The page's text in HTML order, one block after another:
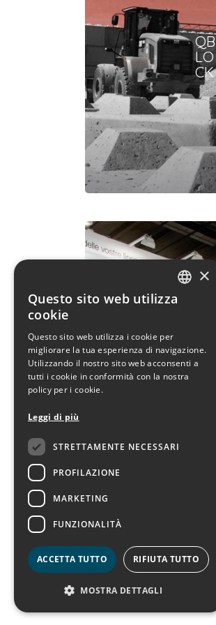
QB
LO
CK
×
Questo sito web utilizza
cookie
Questo sito web utilizza i cookie per
migliorare la tua esperienza di navigazione.
Utilizzando il nostro sito web acconsenti a
tutti i cookie in conformità con la nostra
policy per i cookie.
Leggi di più
STRETTAMENTE NECESSARI
PROFILAZIONE
MARKETING
FUNZIONALITÀ
ACCETTA TUTTO RIFIUTA TUTTO
MOSTRA DETTAGLI